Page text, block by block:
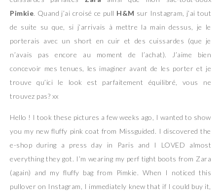
Pimkie. Quand j’ai croisé ce pull H&M sur Instagram, j’ai tout
de suite su que, si j’arrivais à mettre la main dessus, je le
porterais avec un short en cuir et des cuissardes (que je
n’avais pas encore au moment de l’achat). J’aime bien
concevoir mes tenues, les imaginer avant de les porter et je
trouve qu’ici le look est parfaitement équilibré, vous ne
trouvez pas? xx
Hello ! I took these pictures a few weeks ago, I wanted to show
you my new fluffy pink coat from Missguided. I discovered the
e-shop during a press day in Paris and I LOVED almost
everything they got. I’m wearing my perf tight boots from Zara
(again) and my fluffy bag from Pimkie. When I noticed this
pullover on Instagram, I immediately knew that if I could buy it,